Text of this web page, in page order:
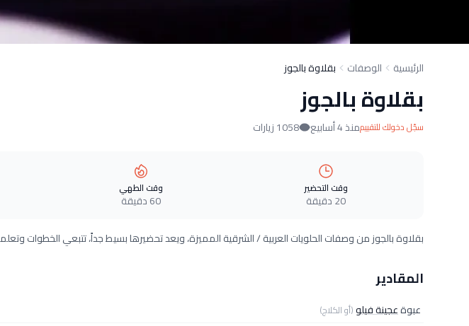
الرئيسية الوصفات بقلاوة بالجوز
بقلاوة بالجوز
سجّل دخولك للتقييممنذ 4 أسابيع 1058 زيارات
وقت التحضير
20 دقيقة
وقت الطهي
60 دقيقة
بقلاوة بالجوز من وصفات الحلويات العربية / الشرقية المميزة، ويعد تحضيرها بسيط جداً، تتبعي الخطوات
المقادير
عبوةعجينة فيلو(أو الكلاج)